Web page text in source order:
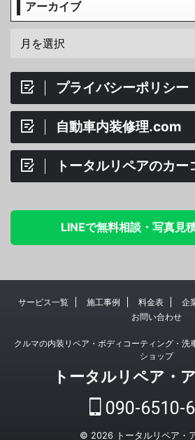
アーカイブ
プライバシーポリシー
自動車内装修理.com
トータルリペアのカ
LINEで無料相談・写真見
サービス一覧 施工事例 料金表 企
お問い合わせ
クルマの内装リペア・ボディコーティング・洗
ショップ
トータルリペア・
090-6510-
© 2026 トータルリペア・